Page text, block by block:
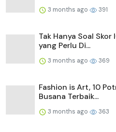
3 months ago 391
Tak Hanya Soal
yang Perlu Di...
3 months ago 369
Fashion is Art, 10
Busana Terbaik...
3 months ago 363